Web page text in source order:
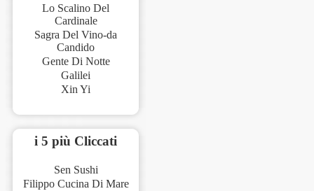
Lo Scalino Del
Cardinale
Sagra Del Vino-da
Candido
Gente Di Notte
Galilei
Xin Yi
i 5 più Cliccati
Sen Sushi
Filippo Cucina Di Mare